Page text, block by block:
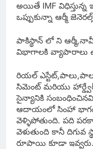
అయితే IMF విధిస్తున్న
ఒప్పుకున్నా ఆర్మీ
పాకిస్థాన్ లో ని
విభాగాలకి వ్యాపారాలు
రియల్ ఎస్టేట్,పాలు,పాల
సిమెంట్ మరియు
సైన్యానికి
ఆదాయంలో సింహా భాగం
వెళ్ళిపోతుంది. పది
వెళుతుంది కానీ దిగువ
రూపాయి కూడా ఇవ్వరు.